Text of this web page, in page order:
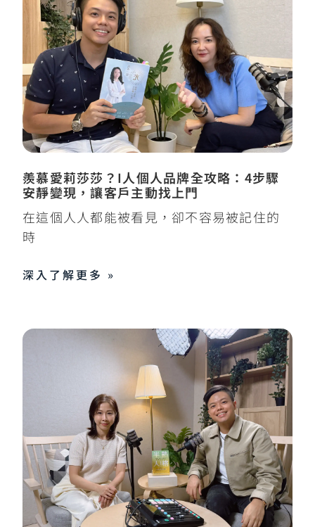
羨慕愛莉莎莎？I人個人品牌全攻略：4步驟
安靜變現，讓客戶主動找上門
在這個人人都能被看見，卻不容易被記住的
時
深入了解更多 »